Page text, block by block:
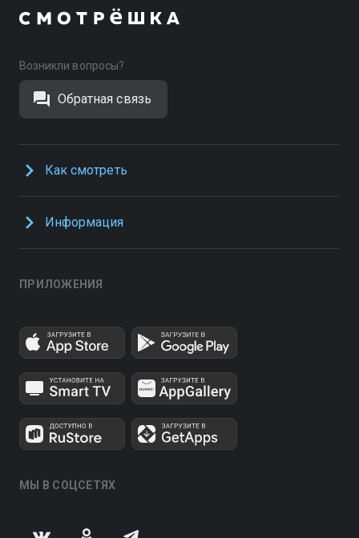
Возникли вопросы?
Обратная связь
Как смотреть
Информация
ПРИЛОЖЕНИЯ
МЫ В СОЦСЕТЯХ